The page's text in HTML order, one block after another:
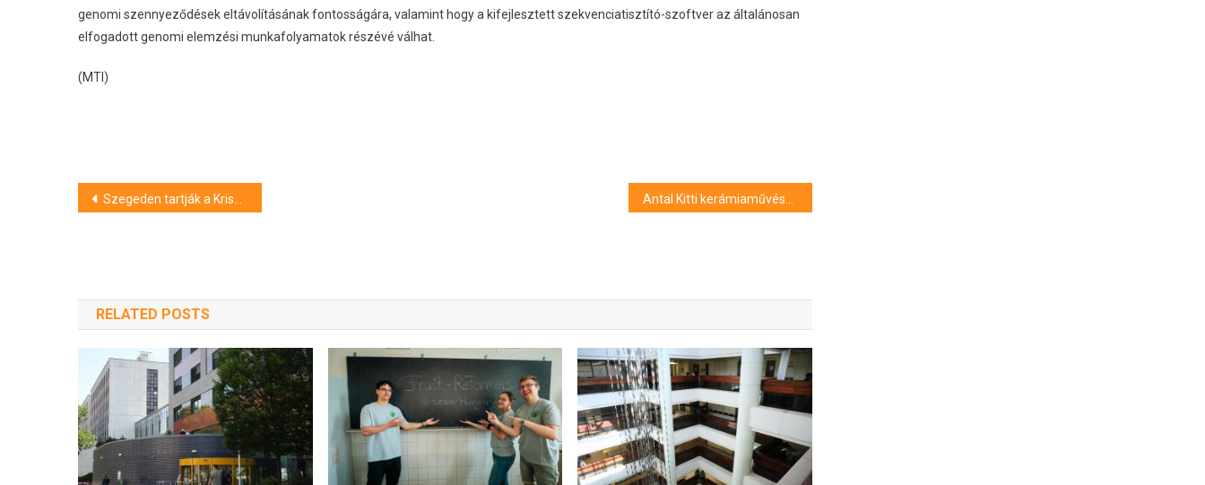
genomi szennyeződések eltávolításának fontosságára, valamint hogy a kifejlesztett szekvenciatisztító-szoftver az általánosan
elfogadott genomi elemzési munkafolyamatok részévé válhat.
(MTI)
Bejegyzés
Szegeden tartják a Krisztus oratórium ősbemutatóját
RELATED POSTS